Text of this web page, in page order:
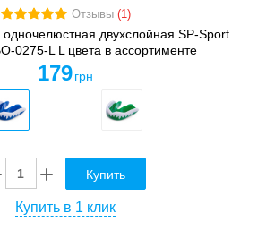
Отзывы (1)
одночелюстная двухслойная SP-Sport
0275-L L цвета в ассортименте
179 грн
Купить
Купить в 1 клик